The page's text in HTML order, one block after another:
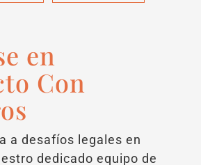
en
Con
a desafíos legales en
dedicado equipo de